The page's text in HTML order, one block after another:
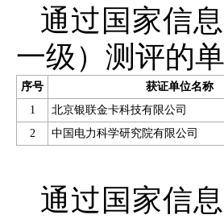
通过国家信
一级）测评的
序号
获证单位名称
1
北京银联金卡科技有限公司
2
中国电力科学研究院有限公司
通过国家信